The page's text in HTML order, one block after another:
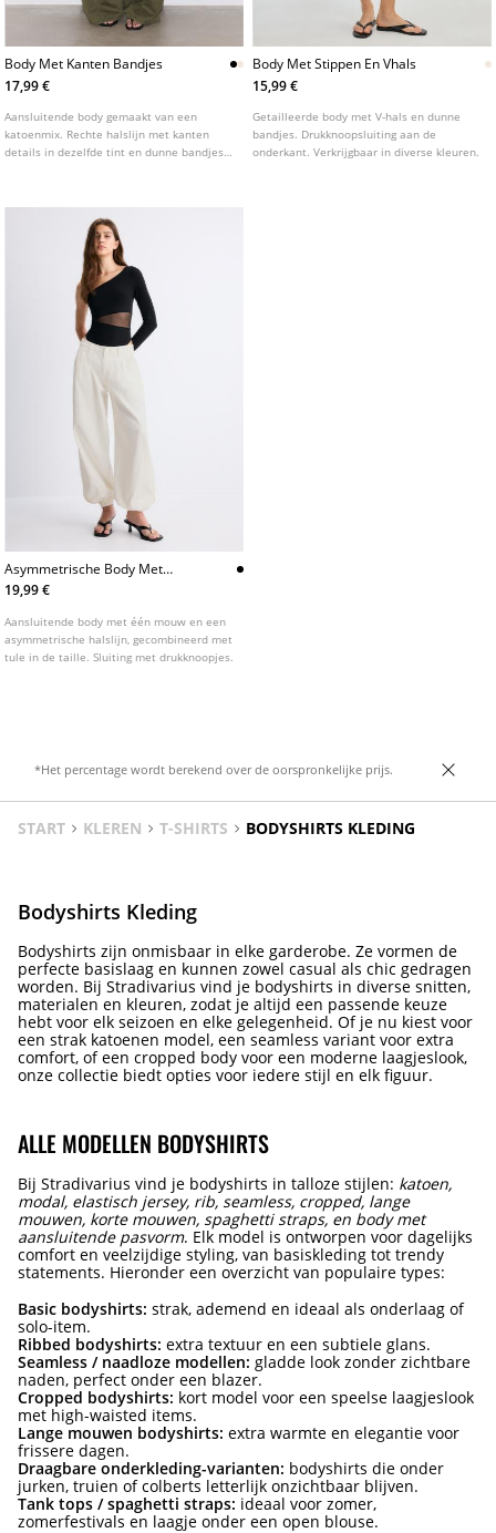
Body Met Kanten Bandjes
17,99 €
Aansluitende body gemaakt van een
katoenmix. Rechte halslijn met kanten
details in dezelfde tint en dunne bandjes.
Body Met Stippen En Vhals
15,99 €
Getailleerde body met V-hals en dunne
bandjes. Drukknoopsluiting aan de
onderkant. Verkrijgbaar in diverse kleuren.
Asymmetrische Body Met
Transparantie
19,99 €
Aansluitende body met één mouw en een
asymmetrische halslijn, gecombineerd met
tule in de taille. Sluiting met drukknoopjes.
*Het percentage wordt berekend over de oorspronkelijke prijs.
START KLEREN T-SHIRTS BODYSHIRTS KLEDING
Bodyshirts Kleding
Bodyshirts zijn onmisbaar in elke garderobe. Ze vormen de
perfecte basislaag en kunnen zowel casual als chic gedragen
worden. Bij Stradivarius vind je bodyshirts in diverse snitten,
materialen en kleuren, zodat je altijd een passende keuze
hebt voor elk seizoen en elke gelegenheid. Of je nu kiest voor
een strak katoenen model, een seamless variant voor extra
comfort, of een cropped body voor een moderne laagjeslook,
onze collectie biedt opties voor iedere stijl en elk figuur.
ALLE MODELLEN BODYSHIRTS
Bij Stradivarius vind je bodyshirts in talloze stijlen: katoen,
modal, elastisch jersey, rib, seamless, cropped, lange
mouwen, korte mouwen, spaghetti straps, en body met
aansluitende pasvorm. Elk model is ontworpen voor dagelijks
comfort en veelzijdige styling, van basiskleding tot trendy
statements. Hieronder een overzicht van populaire types:
Basic bodyshirts: strak, ademend en ideaal als onderlaag of
solo-item.
Ribbed bodyshirts: extra textuur en een subtiele glans.
Seamless / naadloze modellen: gladde look zonder zichtbare
naden, perfect onder een blazer.
Cropped bodyshirts: kort model voor een speelse laagjeslook
met high-waisted items.
Lange mouwen bodyshirts: extra warmte en elegantie voor
frissere dagen.
Draagbare onderkleding-varianten: bodyshirts die onder
jurken, truien of colberts letterlijk onzichtbaar blijven.
Tank tops / spaghetti straps: ideaal voor zomer,
zomerfestivals en laagje onder een open blouse.